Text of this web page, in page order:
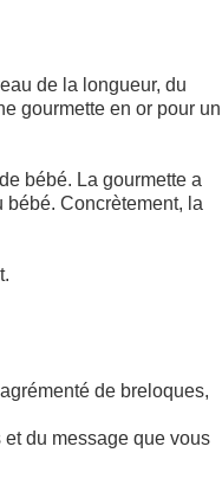
de la longueur, du
gourmette en or pour un
bébé. La gourmette a
bébé. Concrètement, la
de breloques,
du message que vous